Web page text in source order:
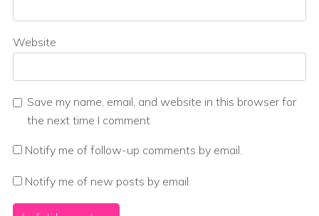
Website
Save my name, email, and website in this browser for
the next time I comment
Notify me of follow-up comments by email.
Notify me of new posts by email.